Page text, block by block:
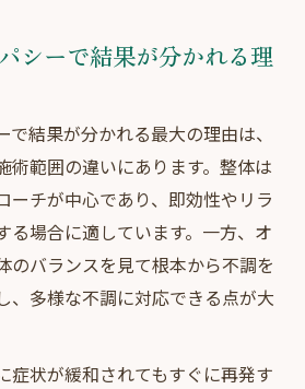
シーで結果が分かれる理
結果が分かれる最大の理由は、
術範囲の違いにあります。整体は
ーチが中心であり、即効性やリラ
る場合に適しています。一方、オ
のバランスを見て根本から不調を
、多様な不調に対応できる点が大
症状が緩和されてもすぐに再発す